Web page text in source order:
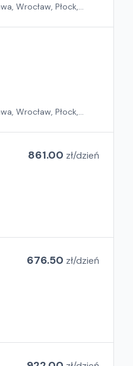
Wrocław, Płock,
Wrocław, Płock,
861.00 zł/dzień
676.50 zł/dzień